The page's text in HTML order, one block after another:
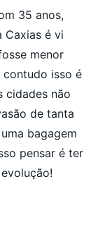
35 anos,
Caxias é vi
menor
contudo isso é
cidades não
de tanta
bagagem
pensar é ter